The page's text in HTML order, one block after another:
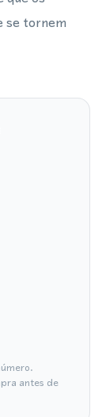
se tornem
antes de